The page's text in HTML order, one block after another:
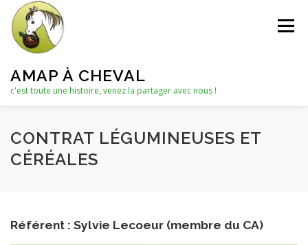
contenu
AMAP À CHEVAL
c'est toute une histoire, venez la partager avec nous !
Menu
QUI SOMMES-NOUS ?
CONTRAT LÉGUMINEUSES ET
CÉRÉALES
Référent : Sylvie Lecoeur (membre du CA)